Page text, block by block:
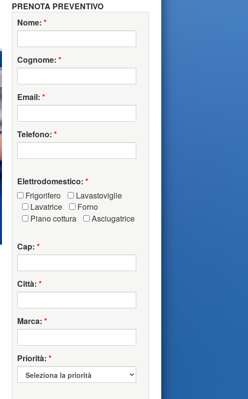
PRENOTA PREVENTIVO
Nome: *
Cognome: *
Email: *
Telefono: *
Elettrodomestico: *
Frigorifero
Lavastoviglie
Lavatrice
Forno
Piano cottura
Asciugatrice
Cap: *
Città: *
Marca: *
Priorità: *